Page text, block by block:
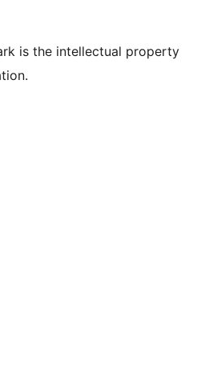
is the intellectual property